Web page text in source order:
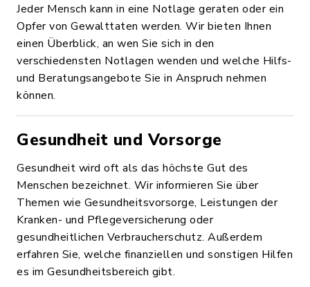
Jeder Mensch kann in eine Notlage geraten oder ein
Opfer von Gewalttaten werden. Wir bieten Ihnen
einen Überblick, an wen Sie sich in den
verschiedensten Notlagen wenden und welche Hilfs-
und Beratungsangebote Sie in Anspruch nehmen
können.
Gesundheit und Vorsorge
Gesundheit wird oft als das höchste Gut des
Menschen bezeichnet. Wir informieren Sie über
Themen wie Gesundheitsvorsorge, Leistungen der
Kranken- und Pflegeversicherung oder
gesundheitlichen Verbraucherschutz. Außerdem
erfahren Sie, welche finanziellen und sonstigen Hilfen
es im Gesundheitsbereich gibt.